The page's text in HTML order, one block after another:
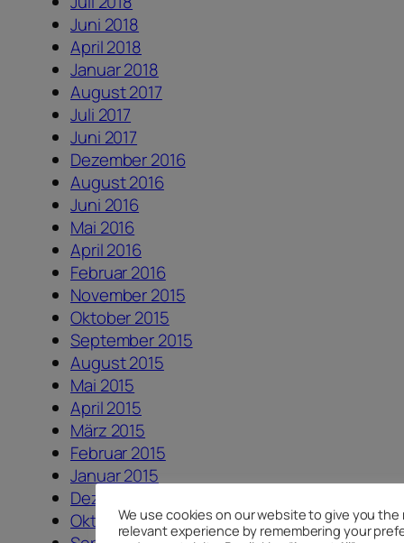
Juni 2018
April 2018
Januar 2018
August 2017
Juli 2017
Juni 2017
Dezember 2016
August 2016
Juni 2016
Mai 2016
April 2016
Februar 2016
November 2015
Oktober 2015
September 2015
August 2015
Mai 2015
April 2015
März 2015
Februar 2015
Januar 2015
Dezember 2014
Oktober 2014We use cookies on our website to give you the
relevant experience by remembering your